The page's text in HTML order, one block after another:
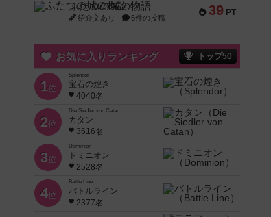
39 PT
ふたつの城の物語
紹介文あり 6件の投稿
お気に入りランキング トップ50
1位
Splendor
宝石の煌き
4040名
2位
Die Siedler von Catan
カタン
3616名
3位
Dominion
ドミニオン
2528名
4位
Battle Line
バトルライン
2377名